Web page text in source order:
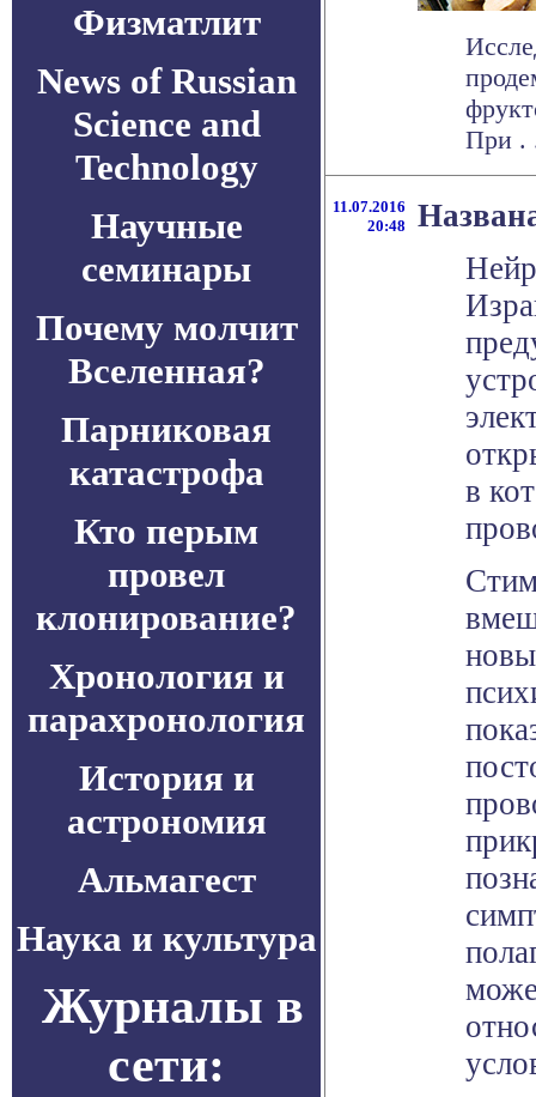
Физматлит
News of Russian
Science and
Technology
Научные
семинары
Почему молчит
Вселенная?
Парниковая
катастрофа
Кто перым
провел
клонирование?
Хронология и
парахронология
История и
астрономия
Альмагест
Наука и культура
Журналы в
сети:
При .
11.07.2016
20:48
в